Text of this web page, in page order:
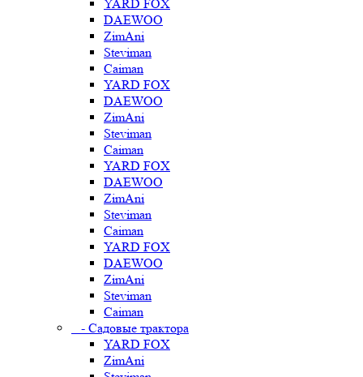
YARD FOX
DAEWOO
ZimAni
Steviman
Caiman
YARD FOX
DAEWOO
ZimAni
Steviman
Caiman
YARD FOX
DAEWOO
ZimAni
Steviman
Caiman
YARD FOX
DAEWOO
ZimAni
Steviman
Caiman
- Садовые трактора
YARD FOX
ZimAni